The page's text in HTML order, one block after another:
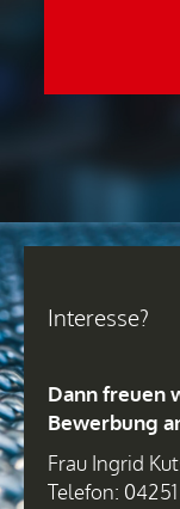
Interesse?
Dann freuen
Bewerbung
Frau Ingrid
Telefon: